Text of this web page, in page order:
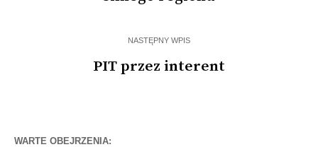
NASTĘPNY WPIS
PIT przez interent
WARTE OBEJRZENIA: